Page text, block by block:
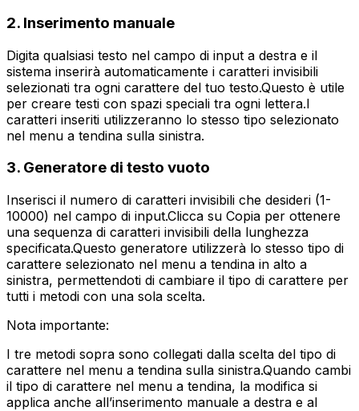
2. Inserimento manuale
Digita qualsiasi testo nel campo di input a destra e il
sistema inserirà automaticamente i caratteri invisibili
selezionati tra ogni carattere del tuo testo.Questo è utile
per creare testi con spazi speciali tra ogni lettera.I
caratteri inseriti utilizzeranno lo stesso tipo selezionato
nel menu a tendina sulla sinistra.
3. Generatore di testo vuoto
Inserisci il numero di caratteri invisibili che desideri (1-
10000) nel campo di input.Clicca su Copia per ottenere
una sequenza di caratteri invisibili della lunghezza
specificata.Questo generatore utilizzerà lo stesso tipo di
carattere selezionato nel menu a tendina in alto a
sinistra, permettendoti di cambiare il tipo di carattere per
tutti i metodi con una sola scelta.
Nota importante:
I tre metodi sopra sono collegati dalla scelta del tipo di
carattere nel menu a tendina sulla sinistra.Quando cambi
il tipo di carattere nel menu a tendina, la modifica si
applica anche all’inserimento manuale a destra e al